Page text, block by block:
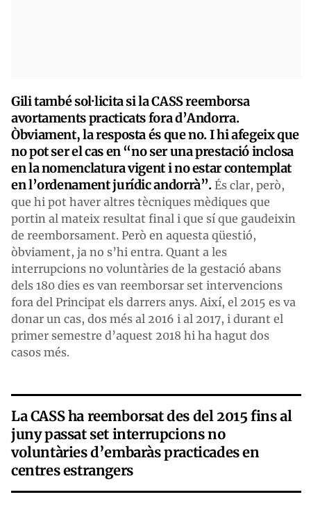
Gili també sol·licita si la CASS reemborsa
avortaments practicats fora d’Andorra.
Òbviament, la resposta és que no. I hi afegeix que
no pot ser el cas en “no ser una prestació inclosa
en la nomenclatura vigent i no estar contemplat
en l’ordenament jurídic andorrà”. És clar, però,
que hi pot haver altres tècniques mèdiques que
portin al mateix resultat final i que sí que gaudeixin
de reemborsament. Però en aquesta qüestió,
òbviament, ja no s’hi entra. Quant a les
interrupcions no voluntàries de la gestació abans
dels 180 dies es van reemborsar set intervencions
fora del Principat els darrers anys. Així, el 2015 es va
donar un cas, dos més al 2016 i al 2017, i durant el
primer semestre d’aquest 2018 hi ha hagut dos
casos més.
La CASS ha reemborsat des del 2015 fins al
juny passat set interrupcions no
voluntàries d’embaràs practicades en
centres estrangers